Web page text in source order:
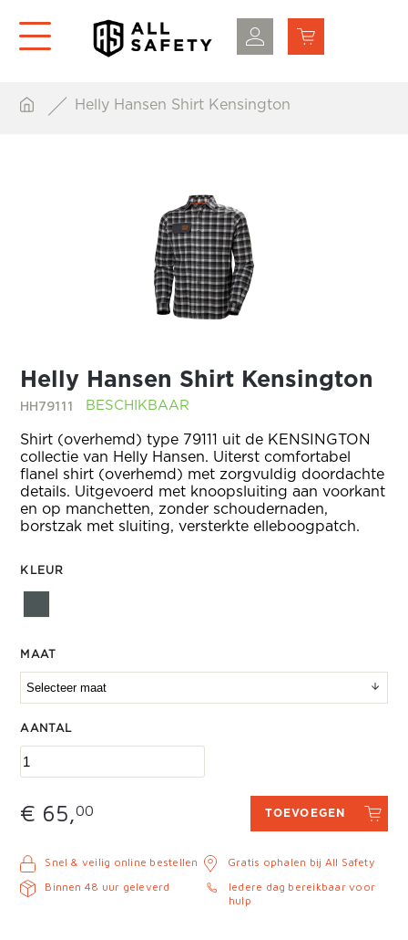
Helly Hansen Shirt Kensington
Helly Hansen Shirt Kensington
HH79111 BESCHIKBAAR
Shirt (overhemd) type 79111 uit de KENSINGTON
collectie van Helly Hansen. Uiterst comfortabel
flanel shirt (overhemd) met zorgvuldig doordachte
details. Uitgevoerd met knoopsluiting aan voorkant
en op manchetten, zonder schoudernaden,
borstzak met sluiting, versterkte elleboogpatch.
KLEUR
MAAT
AANTAL
€ 65,00 TOEVOEGEN
Snel & veilig online bestellen
Binnen 48 uur geleverd
Gratis ophalen bij All Safety
Iedere dag bereikbaar voor
hulp